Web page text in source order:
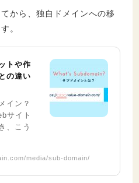
から、独自ドメインへの移
。
トや作
の違い
イン？
サイト
、こう
media/sub-domain/